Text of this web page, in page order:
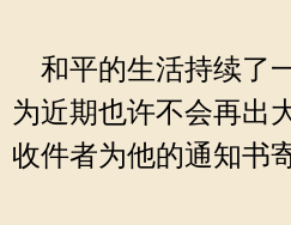
和平的生活持续了
为近期也许不会再出
收件者为他的通知书